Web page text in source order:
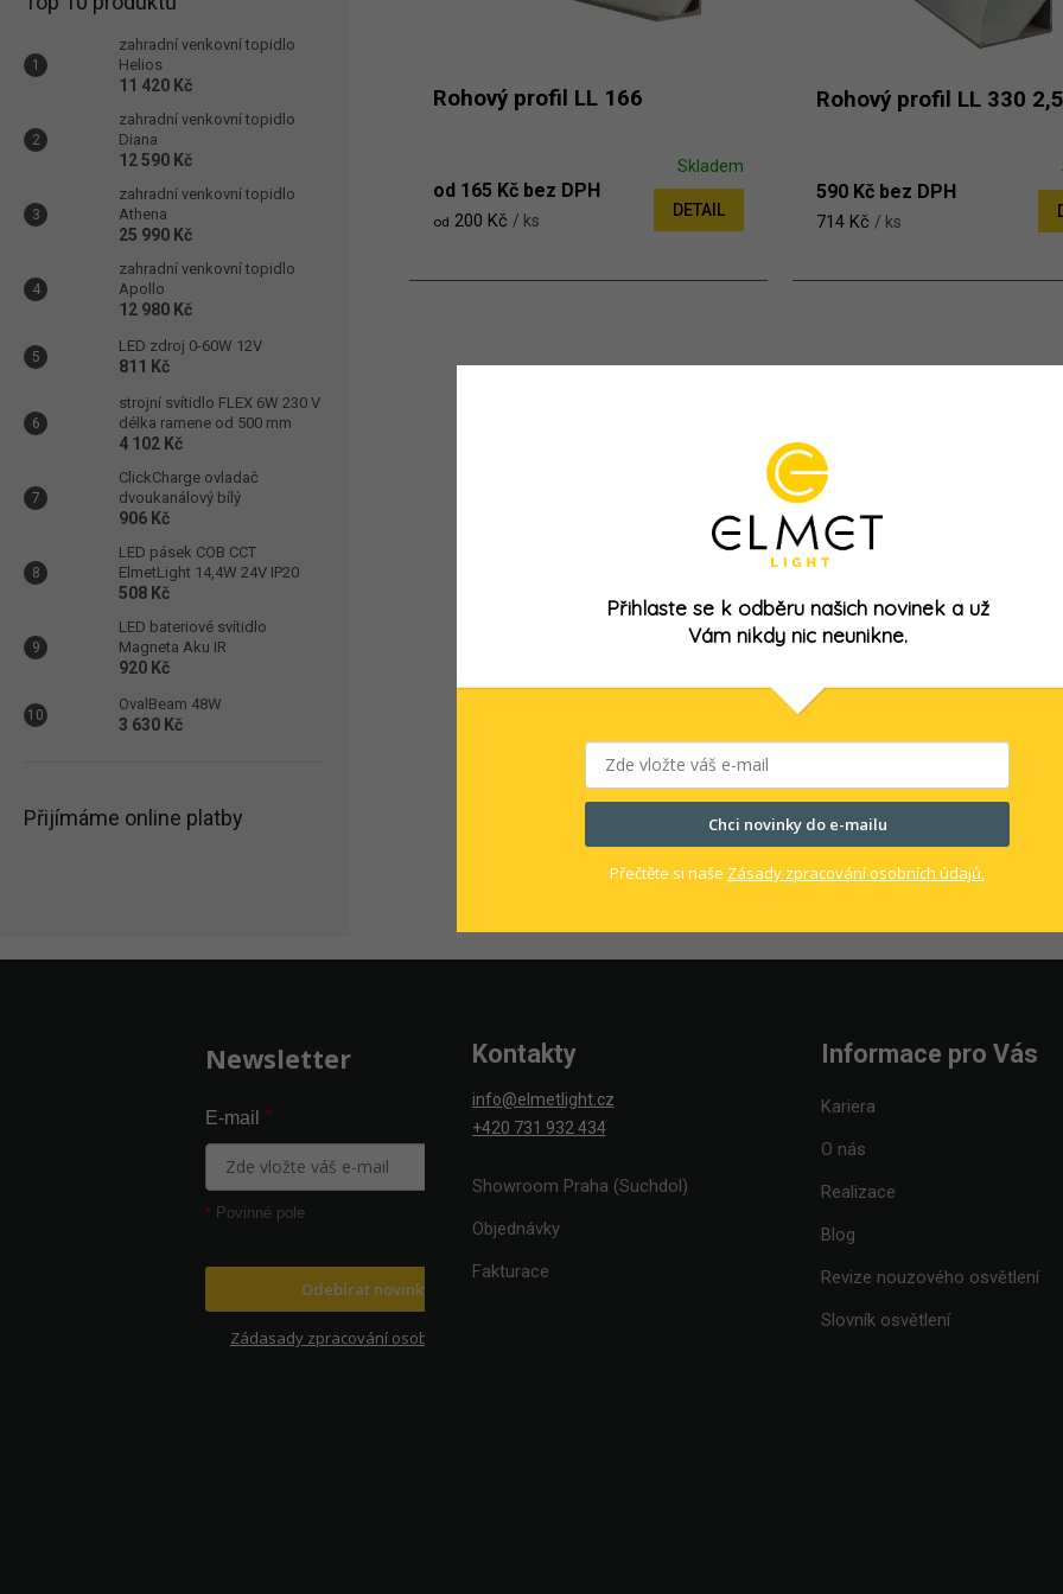
zahradní venkovní topidlo
Helios
11 420 Kč
zahradní venkovní topidlo
Diana
12 590 Kč
zahradní venkovní topidlo
Athena
25 990 Kč
zahradní venkovní topidlo
Apollo
12 980 Kč
LED zdroj 0-60W 12V
811 Kč
strojní svítidlo FLEX 6W 230 V
délka ramene od 500 mm
4 102 Kč
ClickCharge ovladač
dvoukanálový bílý
906 Kč
LED pásek COB CCT
ElmetLight 14,4W 24V IP20
508 Kč
LED bateriové svítidlo
Magneta Aku IR
920 Kč
OvalBeam 48W
3 630 Kč
Přijímáme online platby
Rohový profil LL 166
Skladem
od 165 Kč bez DPH
od 200 Kč / ks
DETAIL
Rohový profil LL 330
590 Kč bez DPH
714 Kč / ks
Newsletter
E-mail *
* Povinné pole
Odebírat novinky
Zádasady zpracování osobních údajů
Kontakty
info@elmetlight.cz
+420 731 932 434
Showroom Praha (Suchdol)
Objednávky
Fakturace
Informace pro Vás
Kariera
O nás
Realizace
Blog
Revize nouzového osvětlení
Slovník osvětlení
Přihlaste se k odběru našich novinek a už
Vám nikdy nic neunikne.
Chci novinky do e-mailu
Přečtěte si naše Zásady zpracování osobních údajů.